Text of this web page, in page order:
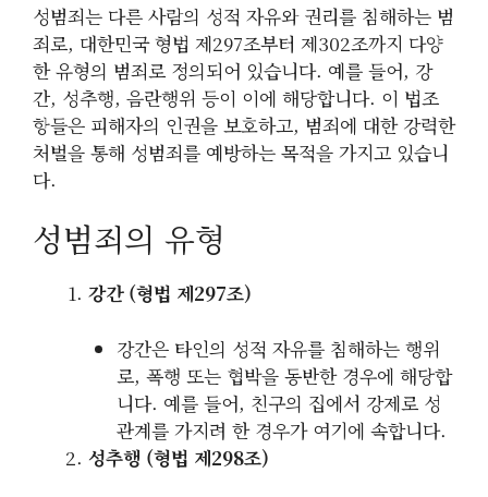
성범죄는 다른 사람의 성적 자유와 권리를 침해하는 범
죄로, 대한민국 형법 제297조부터 제302조까지 다양
한 유형의 범죄로 정의되어 있습니다. 예를 들어, 강
간, 성추행, 음란행위 등이 이에 해당합니다. 이 법조
항들은 피해자의 인권을 보호하고, 범죄에 대한 강력한
처벌을 통해 성범죄를 예방하는 목적을 가지고 있습니
다.
성범죄의 유형
강간 (형법 제297조)
강간은 타인의 성적 자유를 침해하는 행위
로, 폭행 또는 협박을 동반한 경우에 해당합
니다. 예를 들어, 친구의 집에서 강제로 성
관계를 가지려 한 경우가 여기에 속합니다.
성추행 (형법 제298조)